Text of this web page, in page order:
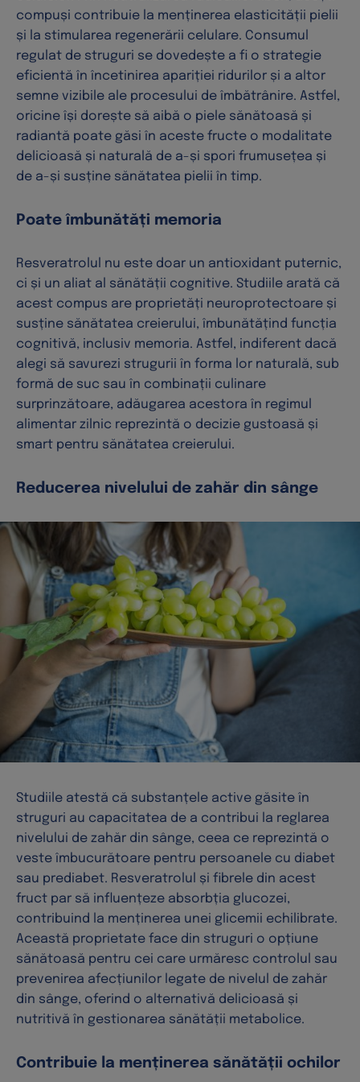
compuși contribuie la menținerea elasticității pielii
și la stimularea regenerării celulare. Consumul
regulat de struguri se dovedește a fi o strategie
eficientă în încetinirea apariției ridurilor și a altor
semne vizibile ale procesului de îmbătrânire. Astfel,
oricine își dorește să aibă o piele sănătoasă și
radiantă poate găsi în aceste fructe o modalitate
delicioasă și naturală de a-și spori frumusețea și
de a-și susține sănătatea pielii în timp.
Poate îmbunătăți memoria
Resveratrolul nu este doar un antioxidant puternic,
ci și un aliat al sănătății cognitive. Studiile arată că
acest compus are proprietăți neuroprotectoare și
susține sănătatea creierului, îmbunătățind funcția
cognitivă, inclusiv memoria. Astfel, indiferent dacă
alegi să savurezi strugurii în forma lor naturală, sub
formă de suc sau în combinații culinare
surprinzătoare, adăugarea acestora în regimul
alimentar zilnic reprezintă o decizie gustoasă și
smart pentru sănătatea creierului.
Reducerea nivelului de zahăr din sânge
Studiile atestă că substanțele active găsite în
struguri au capacitatea de a contribui la reglarea
nivelului de zahăr din sânge, ceea ce reprezintă o
veste îmbucurătoare pentru persoanele cu diabet
sau prediabet. Resveratrolul și fibrele din acest
fruct par să influențeze absorbția glucozei,
contribuind la menținerea unei glicemii echilibrate.
Această proprietate face din struguri o opțiune
sănătoasă pentru cei care urmăresc controlul sau
prevenirea afecțiunilor legate de nivelul de zahăr
din sânge, oferind o alternativă delicioasă și
nutritivă în gestionarea sănătății metabolice.
Contribuie la menținerea sănătății ochilor